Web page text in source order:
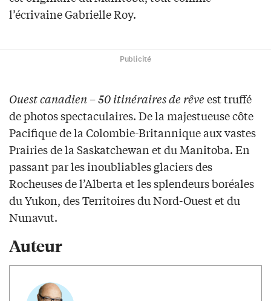
l’écrivaine Gabrielle Roy.
Publicité
Ouest canadien – 50 itinéraires de rêveest truffé
de photos spectaculaires. De la majestueuse côte
Pacifique de la Colombie-Britannique aux vastes
Prairies de la Saskatchewan et du Manitoba. En
passant par les inoubliables glaciers des
Rocheuses de l’Alberta et les splendeurs boréales
du Yukon, des Territoires du Nord-Ouest et du
Nunavut.
Auteur